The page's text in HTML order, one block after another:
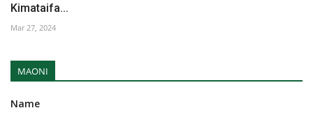
Kimataifa...
Mar 27, 2024
MAONI
Name